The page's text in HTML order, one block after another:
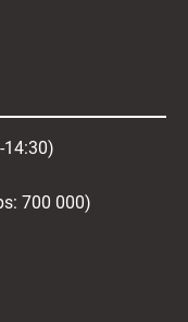
14:30)
700 000)